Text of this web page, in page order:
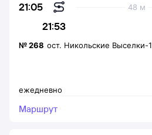
21:05
21:53
48 м
ежедневно
№268 ост. Никольские Выселки-1
Маршрут